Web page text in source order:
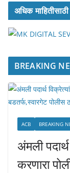
अधिक
BREAKING
ACB BREAKING
अंमली
करणारा